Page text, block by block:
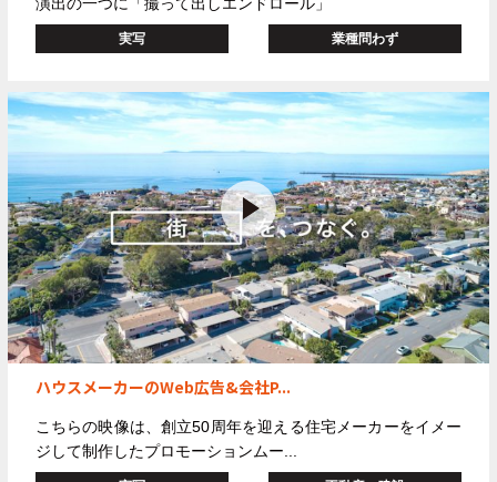
演出の一つに 「撮って出しエンドロール」
実写 業種問わず
ハウスメーカーのWeb広告&会社P...
こちらの映像は、創立50周年を迎える住宅メーカーをイメー
ジして制作したプロモーションムー...